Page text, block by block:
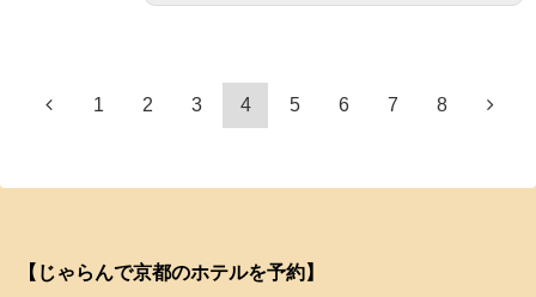
1 2 3 4 5 6 7 8
【じゃらんで京都のホテルを予約】